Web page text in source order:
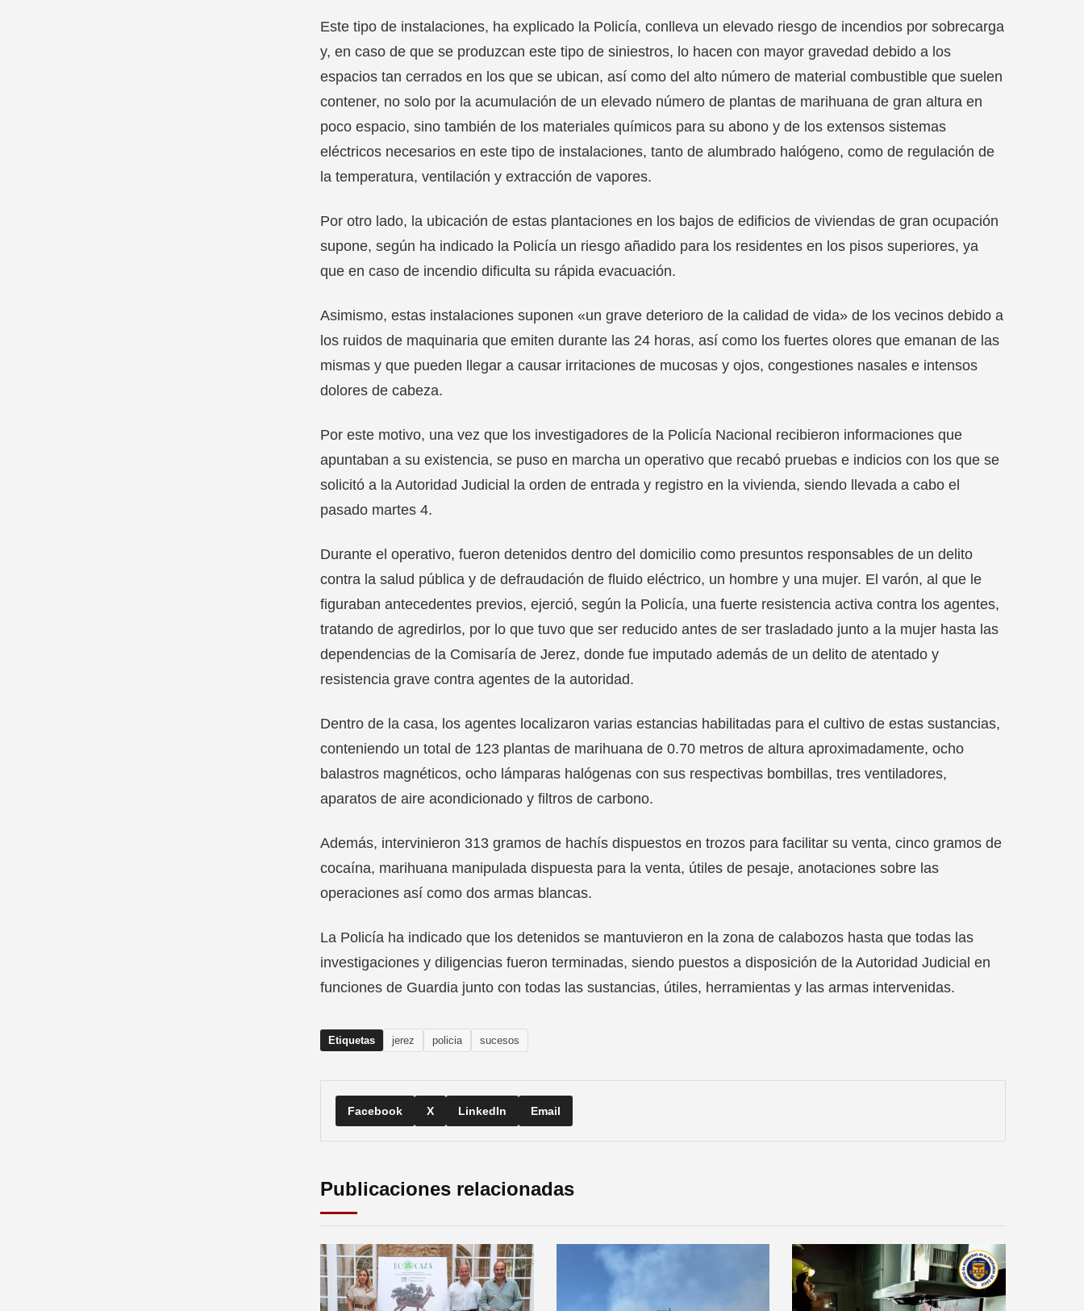
Este tipo de instalaciones, ha explicado la Policía, conlleva un elevado riesgo de incendios por sobrecarga
y, en caso de que se produzcan este tipo de siniestros, lo hacen con mayor gravedad debido a los
espacios tan cerrados en los que se ubican, así como del alto número de material combustible que suelen
contener, no solo por la acumulación de un elevado número de plantas de marihuana de gran altura en
poco espacio, sino también de los materiales químicos para su abono y de los extensos sistemas
eléctricos necesarios en este tipo de instalaciones, tanto de alumbrado halógeno, como de regulación de
la temperatura, ventilación y extracción de vapores.
Por otro lado, la ubicación de estas plantaciones en los bajos de edificios de viviendas de gran ocupación
supone, según ha indicado la Policía un riesgo añadido para los residentes en los pisos superiores, ya
que en caso de incendio dificulta su rápida evacuación.
Asimismo, estas instalaciones suponen «un grave deterioro de la calidad de vida» de los vecinos debido a
los ruidos de maquinaria que emiten durante las 24 horas, así como los fuertes olores que emanan de las
mismas y que pueden llegar a causar irritaciones de mucosas y ojos, congestiones nasales e intensos
dolores de cabeza.
Por este motivo, una vez que los investigadores de la Policía Nacional recibieron informaciones que
apuntaban a su existencia, se puso en marcha un operativo que recabó pruebas e indicios con los que se
solicitó a la Autoridad Judicial la orden de entrada y registro en la vivienda, siendo llevada a cabo el
pasado martes 4.
Durante el operativo, fueron detenidos dentro del domicilio como presuntos responsables de un delito
contra la salud pública y de defraudación de fluido eléctrico, un hombre y una mujer. El varón, al que le
figuraban antecedentes previos, ejerció, según la Policía, una fuerte resistencia activa contra los agentes,
tratando de agredirlos, por lo que tuvo que ser reducido antes de ser trasladado junto a la mujer hasta las
dependencias de la Comisaría de Jerez, donde fue imputado además de un delito de atentado y
resistencia grave contra agentes de la autoridad.
Dentro de la casa, los agentes localizaron varias estancias habilitadas para el cultivo de estas sustancias,
conteniendo un total de 123 plantas de marihuana de 0.70 metros de altura aproximadamente, ocho
balastros magnéticos, ocho lámparas halógenas con sus respectivas bombillas, tres ventiladores,
aparatos de aire acondicionado y filtros de carbono.
Además, intervinieron 313 gramos de hachís dispuestos en trozos para facilitar su venta, cinco gramos de
cocaína, marihuana manipulada dispuesta para la venta, útiles de pesaje, anotaciones sobre las
operaciones así como dos armas blancas.
La Policía ha indicado que los detenidos se mantuvieron en la zona de calabozos hasta que todas las
investigaciones y diligencias fueron terminadas, siendo puestos a disposición de la Autoridad Judicial en
funciones de Guardia junto con todas las sustancias, útiles, herramientas y las armas intervenidas.
Etiquetas jerez policia sucesos
Facebook X LinkedIn Email
Publicaciones relacionadas